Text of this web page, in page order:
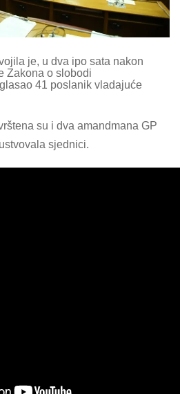
je, u dva ipo sata nakon
Zakona o slobodi
41 poslanik vladajuće
su i dva amandmana GP
sjednici.